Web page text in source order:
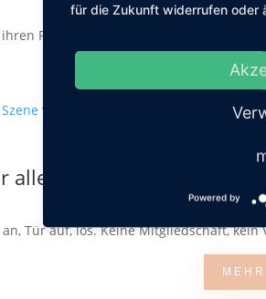
vonFriederike Hintze|
Preis. Das gilt vor allem dann,
alle: Warum inklusive
|
Tür auf, los. Keine Mitgliedschaft,
für die Zukunft widerrufen oder
Powered by